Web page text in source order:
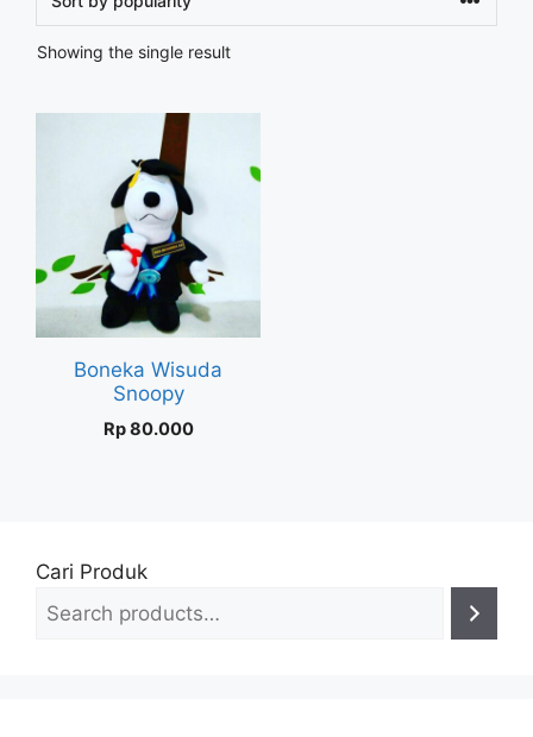
Showing the single result
Boneka Wisuda
Snoopy
Rp80.000
Cari Produk